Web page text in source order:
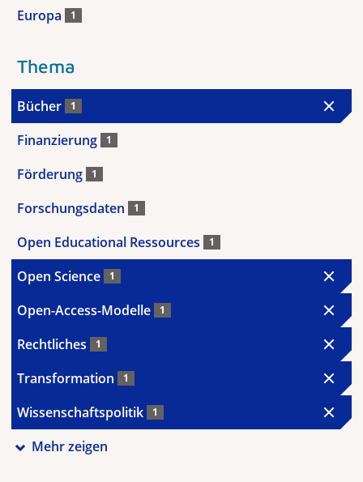
Europa 1
Thema
Bücher 1
Finanzierung 1
Förderung 1
Forschungsdaten 1
Open Educational Ressources 1
Open Science 1
Open-Access-Modelle 1
Rechtliches 1
Transformation 1
Wissenschaftspolitik 1
Mehr zeigen